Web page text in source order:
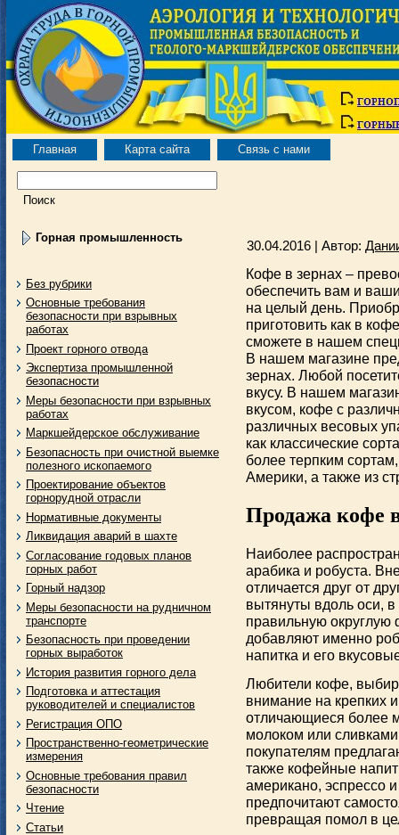
Главная Карта сайта Связь с нами
Горная промышленность
Без рубрики
Основные требования
безопасности при взрывных
работах
Проект горного отвода
Экспертиза промышленной
безопасности
Меры безопасности при взрывных
работах
Маркшейдерское обслуживание
Безопасность при очистной выемке
полезного ископаемого
Проектирование объектов
горнорудной отрасли
Нормативные документы
Ликвидация аварий в шахте
Согласование годовых планов
горных работ
Горный надзор
Меры безопасности на рудничном
транспорте
Безопасность при проведении
горных выработок
История развития горного дела
Подготовка и аттестация
руководителей и специалистов
Регистрация ОПО
Пространственно-геометрические
измерения
Основные требования правил
безопасности
Чтение
Статьи
30.04.2016 | Автор:
Кофе в зернах –
обеспечить вам и
на целый день.
приготовить как в
сможете в нашем
В нашем магазине
зернах. Любой
вкусу. В нашем
вкусом, кофе с
различных весовых
как классические
более терпким
Америки, а также из
Продажа кофе
Наиболее
арабика и робуста.
отличается друг от
вытянуты вдоль оси,
правильную
добавляют именно
напитка и его
Любители кофе,
внимание на крепких
отличающиеся более
молоком или
покупателям
также кофейные
американо, эспрессо
предпочитают
превращая помол в